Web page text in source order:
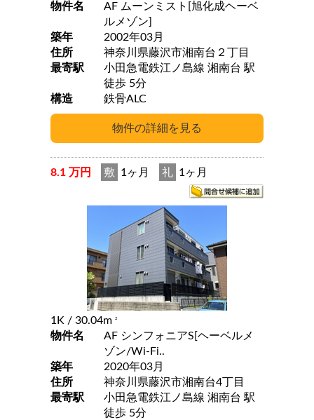
物件名
AF ムーンミスト[旭化成ヘーベ
ルメゾン]
築年
2002年03月
住所
神奈川県藤沢市湘南台２丁目
最寄駅
小田急電鉄江ノ島線 湘南台 駅
徒歩 5分
構造
鉄骨ALC
8.1 万円 敷 1ヶ月 礼 1ヶ月
1K / 30.04m 2
物件名
AF シンフォニアS[ヘーベルメ
ゾン/Wi-Fi..
築年
2020年03月
住所
神奈川県藤沢市湘南台4丁目
最寄駅
小田急電鉄江ノ島線 湘南台 駅
徒歩 5分